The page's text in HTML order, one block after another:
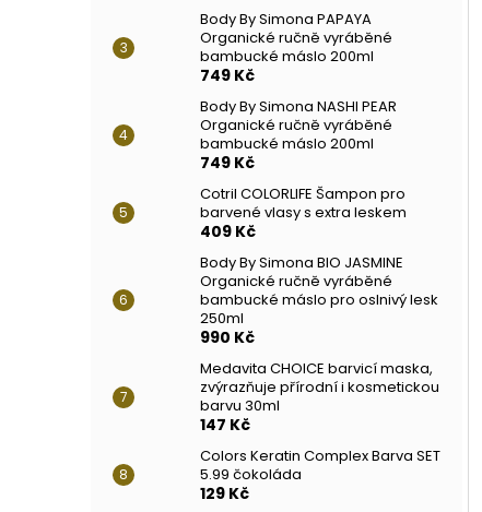
Body By Simona PAPAYA
Organické ručně vyráběné
bambucké máslo 200ml
749 Kč
Body By Simona NASHI PEAR
Organické ručně vyráběné
bambucké máslo 200ml
749 Kč
Cotril COLORLIFE Šampon pro
barvené vlasy s extra leskem
409 Kč
Body By Simona BIO JASMINE
Organické ručně vyráběné
bambucké máslo pro oslnivý lesk
250ml
990 Kč
Medavita CHOICE barvicí maska,
zvýrazňuje přírodní i kosmetickou
barvu 30ml
147 Kč
Colors Keratin Complex Barva SET
5.99 čokoláda
129 Kč